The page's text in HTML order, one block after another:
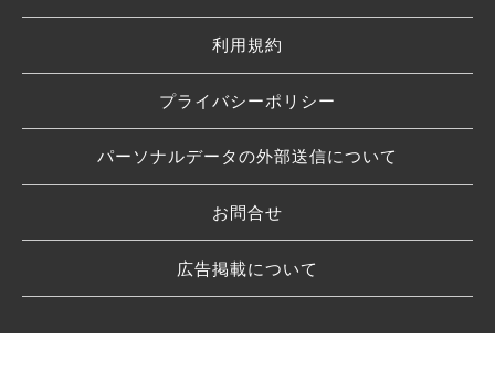
利用規約
プライバシーポリシー
パーソナルデータの外部送信について
お問合せ
広告掲載について